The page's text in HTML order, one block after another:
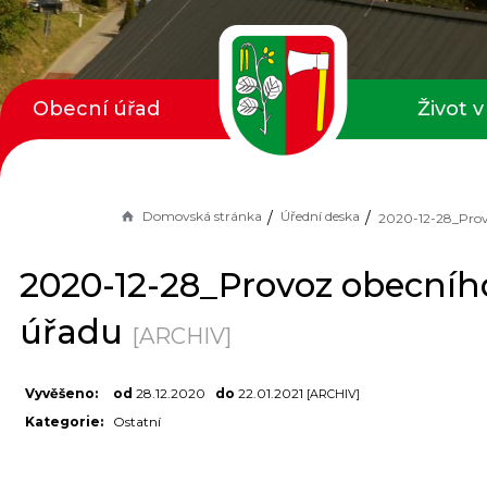
Domovská stránka Úřední deska
2020-12-28_Provoz
úřadu [ARCHIV]
Vyvěšeno: od 28.12.2020 do 22.01.2021 [ARCHIV]
Kategorie: Ostatní
Obecní úřad Život